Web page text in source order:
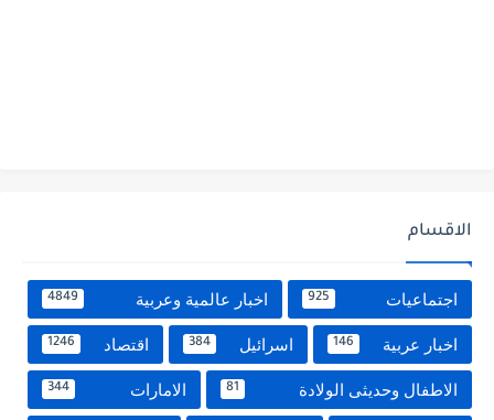
الاقسام
اجتماعيات 925 اخبار عالمية وعربية 4849
اخبار عربية 146 اسرائيل 384 اقتصاد 1246
الاطفال وحديثى الولادة 81 الامارات 344